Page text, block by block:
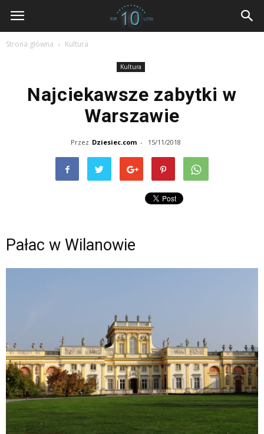
dziesiec.com
Strona główna Kultura
Kultura
Najciekawsze zabytki w
Warszawie
Przez Dziesiec.com - 15/11/2018
Pałac w Wilanowie